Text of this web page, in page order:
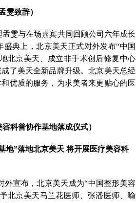
雯致辞）
雯与在场嘉宾共同回顾公司六年成长
典上，北京美天正式对外发布“中国
北京美天、成立非手术创后修复中心
了美天全新品牌升级。北京美天总经
优质的服务，为求美者来更贴心的医
科普协作基地落成仪式）
地”落地北京美天 将开展医疗美容科
宣布，北京美天成为“中国整形美容
北京美天马兰花医师、张潘医师、喻